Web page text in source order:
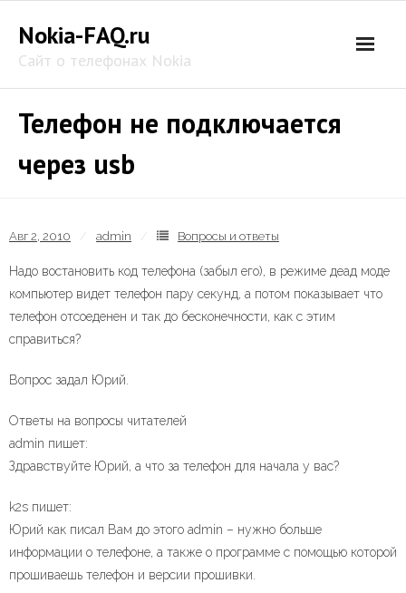
content
Nokia-FAQ.ru
Сайт о телефонах Nokia
Телефон не подключается
через usb
Авг 2, 2010 admin Вопросы и ответы
Надо востановить код телефона (забыл его), в режиме деад моде
компьютер видет телефон пару секунд, а потом показывает что
телефон отсоеденен и так до бесконечности, как с этим
справиться?
Вопрос задал Юрий.
Ответы на вопросы читателей
admin пишет:
Здравствуйте Юрий, а что за телефон для начала у вас?
k2s пишет:
Юрий как писал Вам до этого admin – нужно больше
информации о телефоне, а также о программе с помощью которой
прошиваешь телефон и версии прошивки.